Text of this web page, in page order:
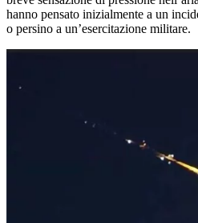
hanno pensato inizialmente a un
o persino a un’esercitazione militare.